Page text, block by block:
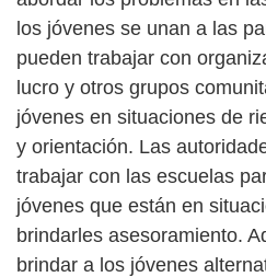
los jóvenes se unan a las
pueden trabajar con
lucro y otros grupos
jóvenes en situaciones de
y orientación. Las
trabajar con las escuelas
jóvenes que están en
brindarles asesoramiento.
brindar a los jóvenes